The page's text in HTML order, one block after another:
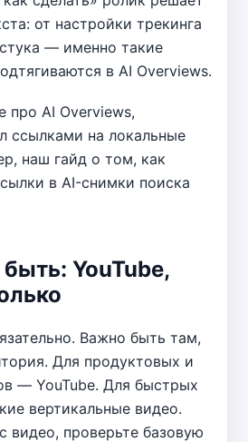
от настройки трекинга
— именно такие
в AI Overviews.
про AI Overviews,
ссылками на локальные
наш гайд о том, как
в AI-снимки поиска
YouTube,
Важно быть там,
Для продуктовых и
— YouTube. Для быстрых
вертикальные видео.
видео, проверьте базовую